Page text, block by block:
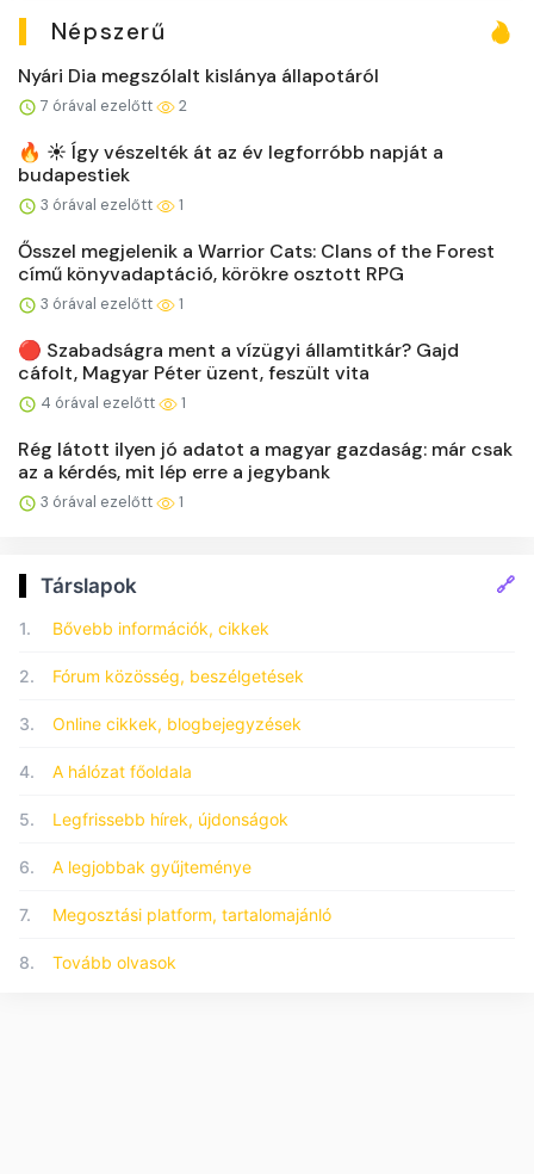
Népszerű
Nyári Dia megszólalt kislánya állapotáról
7 órával ezelőtt 2
🔥 ☀️ Így vészelték át az év legforróbb napját a
budapestiek
3 órával ezelőtt 1
Ősszel megjelenik a Warrior Cats: Clans of the Forest
című könyvadaptáció, körökre osztott RPG
3 órával ezelőtt 1
🔴 Szabadságra ment a vízügyi államtitkár? Gajd
cáfolt, Magyar Péter üzent, feszült vita
4 órával ezelőtt 1
Rég látott ilyen jó adatot a magyar gazdaság: már csak
az a kérdés, mit lép erre a jegybank
3 órával ezelőtt 1
Társlapok 🔗
1. Bővebb információk, cikkek
2. Fórum közösség, beszélgetések
3. Online cikkek, blogbejegyzések
4. A hálózat főoldala
5. Legfrissebb hírek, újdonságok
6. A legjobbak gyűjteménye
7. Megosztási platform, tartalomajánló
8. Tovább olvasok